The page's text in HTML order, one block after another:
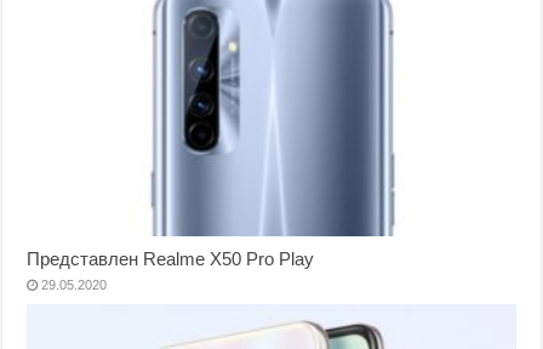
Представлен Realme X50 Pro Play
29.05.2020